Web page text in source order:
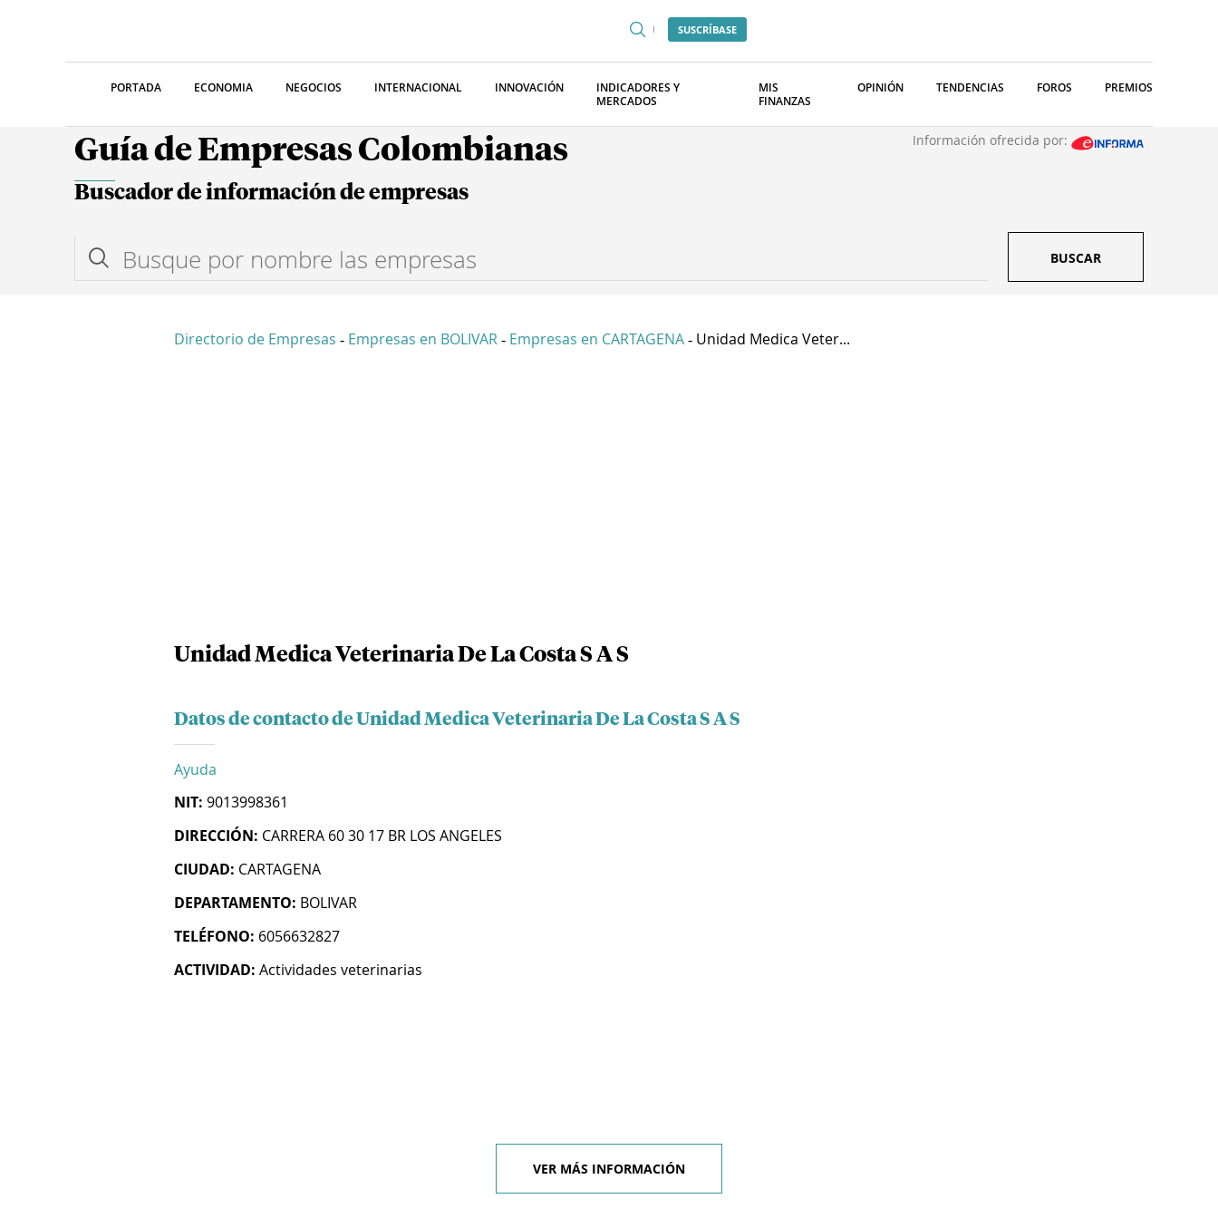
SUSCRÍBASE
PORTADA ECONOMIA NEGOCIOS INTERNACIONAL INNOVACIÓN
INDICADORES Y
MERCADOS
MIS
FINANZAS
OPINIÓN TENDENCIAS FOROS PREMIOS
Guía de Empresas Colombianas Información ofrecida por:
Buscador de información de empresas
BUSCAR
Directorio de Empresas - Empresas en BOLIVAR - Empresas en CARTAGENA - Unidad Medica Veter...
Unidad Medica Veterinaria De La Costa S A S
Datos de contacto de Unidad Medica Veterinaria De La Costa S A S
Ayuda
NIT: 9013998361
DIRECCIÓN: CARRERA 60 30 17 BR LOS ANGELES
CIUDAD: CARTAGENA
DEPARTAMENTO: BOLIVAR
TELÉFONO: 6056632827
ACTIVIDAD: Actividades veterinarias
VER MÁS INFORMACIÓN